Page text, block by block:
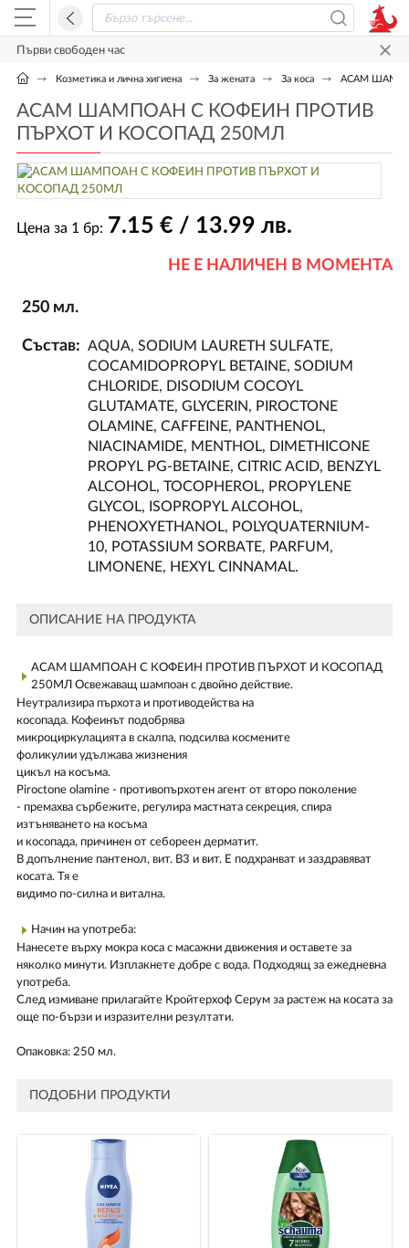
Първи свободен час
Козметика и лична хигиена За жената За коса АСАМ
АСАМ ШАМПОАН С КОФЕИН ПРОТИВ
ПЪРХОТ И КОСОПАД 250МЛ
Цена за 1 бр: 7.15 € / 13.99 лв.
НЕ Е НАЛИЧЕН В МОМЕНТА
250 мл.
Състав: AQUA, SODIUM LAURETH SULFATE,
COCAMIDOPROPYL BETAINE, SODIUM
CHLORIDE, DISODIUM COCOYL
GLUTAMATE, GLYCERIN, PIROCTONE
OLAMINE, CAFFEINE, PANTHENOL,
NIACINAMIDE, MENTHOL, DIMETHICONE
PROPYL PG-BETAINE, CITRIC ACID, BENZYL
ALCOHOL, TOCOPHEROL, PROPYLENE
GLYCOL, ISOPROPYL ALCOHOL,
PHENOXYETHANOL, POLYQUATERNIUM-
10, POTASSIUM SORBATE, PARFUM,
LIMONENE, HEXYL CINNAMAL.
ОПИСАНИЕ НА ПРОДУКТА
АСАМ ШАМПОАН С КОФЕИН ПРОТИВ ПЪРХОТ И КОСОПАД
250МЛ Освежаващ шампоан с двойно действие.
Неутрализира пърхота и противодейства на
косопада. Кофеинът подобрява
микроциркулацията в скалпа, подсилва космените
фоликулии удължава жизнения
цикъл на косъма.
Piroctone olamine - противопърхотен агент от второ поколение
- премахва сърбежите, регулира мастната секреция, спира
изтъняването на косъма
и косопада, причинен от себореен дерматит.
В допълнение пантенол, вит. В3 и вит. Е подхранват и заздравяват
косата. Тя е
видимо по-силна и витална.
Начин на употреба:
Нанесете върху мокра коса с масажни движения и оставете за
няколко минути. Изплакнете добре с вода. Подходящ за ежедневна
употреба.
След измиване прилагайте Кройтерхоф Серум за растеж на косата за
още по-бързи и изразителни резултати.
Опаковка: 250 мл.
ПОДОБНИ ПРОДУКТИ